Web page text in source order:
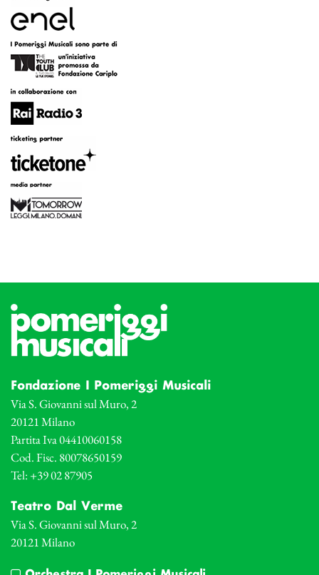
Fondazione I Pomeriggi Musicali
Via S. Giovanni sul Muro, 2
20121 Milano
Partita Iva 04410060158
Cod. Fisc. 80078650159
Tel: +39 02 87905
Teatro Dal Verme
Via S. Giovanni sul Muro, 2
20121 Milano